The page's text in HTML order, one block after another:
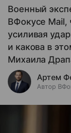
Военный
ВФокусе Mail,
усиливая
и какова в
Михаила
Артем
Автор